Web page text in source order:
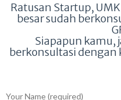
Ratusan Startup,
besar sudah
Siapapun kamu,
berkonsultasi
Your Name (required)